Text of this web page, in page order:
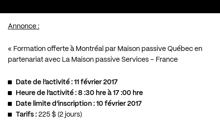
Annonce :
« Formation offerte à Montréal par Maison passive Québec en
partenariat avec La Maison passive Services – France
Date de l’activité : 11 février 2017
Heure de l’activité : 8 :30 hre à 17 :00 hre
Date limite d’inscription : 10 février 2017
Tarifs : 225 $ (2 jours)